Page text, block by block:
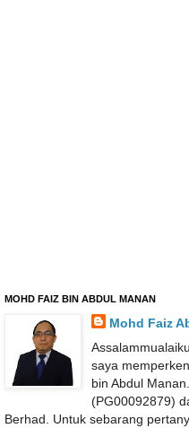
MOHD FAIZ BIN ABDUL MANAN
Mohd Faiz
saya
bin Abdul
(PG00092879)
Berhad. Untuk sebarang